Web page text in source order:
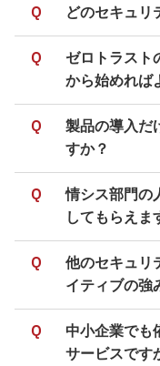
Q どのセキュリ
Q
ゼロトラスト
から始めれば
Q
製品の導入だ
すか？
Q
情シス部門の
してもらえま
Q
他のセキュリ
イティブの強
Q
中小企業でも
サービスです